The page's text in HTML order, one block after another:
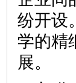
纷开设
学的精
展。